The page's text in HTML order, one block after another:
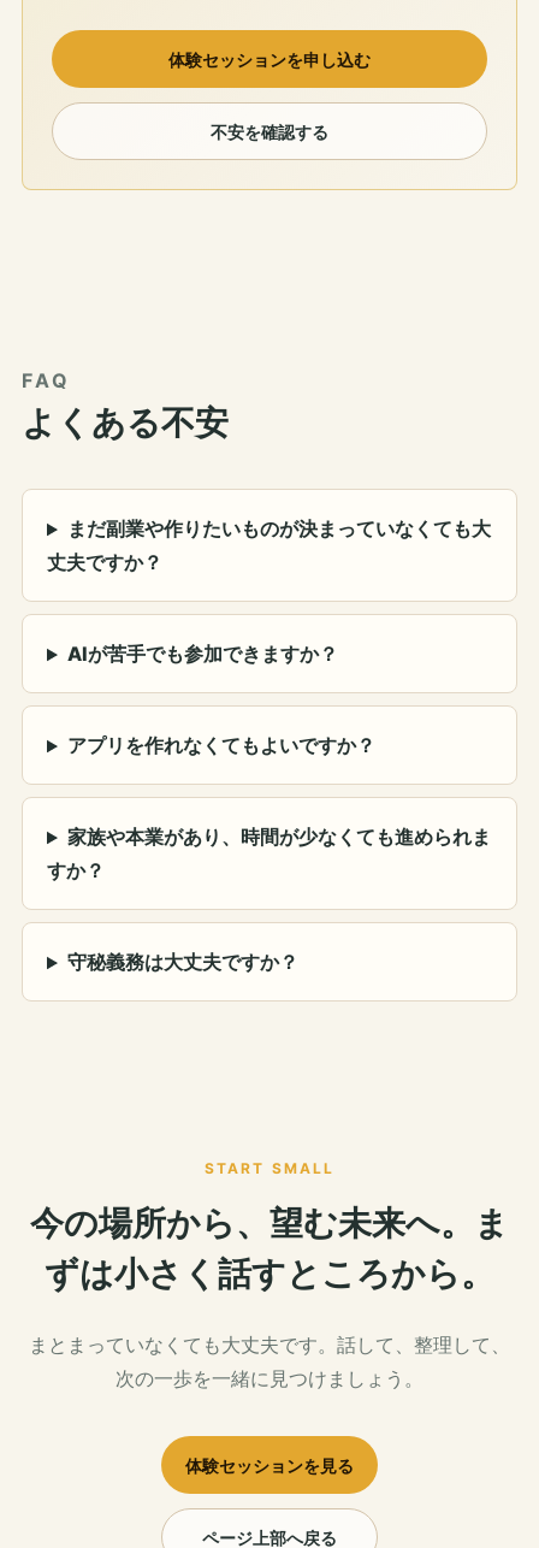
体験セッションを申し込む
不安を確認する
FAQ
よくある不安
まだ副業や作りたいものが決まっていなくても大
丈夫ですか？
AIが苦手でも参加できますか？
アプリを作れなくてもよいですか？
家族や本業があり、時間が少なくても進められま
すか？
守秘義務は大丈夫ですか？
START SMALL
今の場所から、望む未来へ。ま
ずは小さく話すところから。
まとまっていなくても大丈夫です。話して、整理して、
次の一歩を一緒に見つけましょう。
体験セッションを見る
ページ上部へ戻る